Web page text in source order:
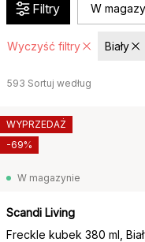
Filtry W
Wyczyść filtry Biały
593 Sortuj według
W magazynie
Scandi Living
Freckle kubek 380 ml,
WYPRZEDAŻ
-69%